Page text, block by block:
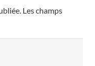
Les champs